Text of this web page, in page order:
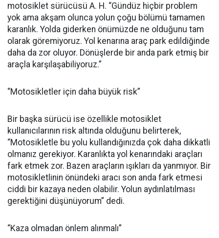
motosiklet sürücüsü A. H. “Gündüz hiçbir problem
yok ama akşam olunca yolun çoğu bölümü tamamen
karanlık. Yolda giderken önümüzde ne olduğunu tam
olarak göremiyoruz. Yol kenarına araç park edildiğinde
daha da zor oluyor. Dönüşlerde bir anda park etmiş bir
araçla karşılaşabiliyoruz.”
“Motosikletler için daha büyük risk”
Bir başka sürücü ise özellikle motosiklet
kullanıcılarının risk altında olduğunu belirterek,
“Motosikletle bu yolu kullandığınızda çok daha dikkatli
olmanız gerekiyor. Karanlıkta yol kenarındaki araçları
fark etmek zor. Bazen araçların ışıkları da yanmıyor. Bir
motosikletlinin önündeki aracı son anda fark etmesi
ciddi bir kazaya neden olabilir. Yolun aydınlatılması
gerektiğini düşünüyorum” dedi.
“Kaza olmadan önlem alınmalı”